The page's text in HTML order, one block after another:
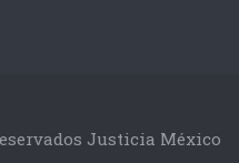
Justicia México